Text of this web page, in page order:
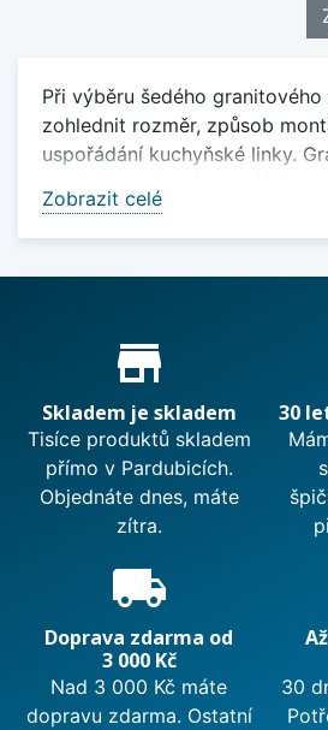
Zobrazit celé
Při výběru šedého
zohlednit rozměr, způsob
uspořádání kuchyňské linky.
desky a působí stabilně a
elegantního vzhledu nabízí
Zobrazit méně
Proč nakupovat u nás?
store_mall_directory
Skladem je skladem
Tisíce produktů skladem
přímo v Pardubicích.
Objednáte dnes, máte
zítra.
30
local_shipping
Doprava zdarma od
3 000 Kč
Nad 3 000 Kč máte
dopravu zdarma. Ostatní
30